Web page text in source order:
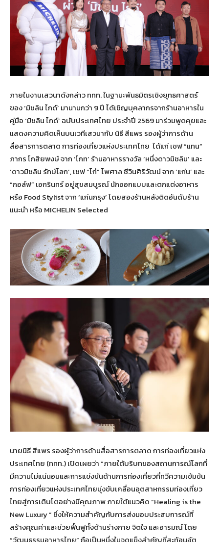
ภายในงานเสวนาดังกล่าว ททท. ในฐานะพันธมิตรเชิงยุทธศาสตร์
ของ ‘มิชลิน ไกด์’ มานานกว่า 9 ปี ได้เชิญบุคลากรจากร้านอาหารใน
คู่มือ ‘มิชลิน ไกด์’ ฉบับประเทศไทย ประจำปี 2569 มาร่วมพูดคุยและ
แสดงความคิดเห็นบนเวทีเสวนากับ นิธี สีแพร รองผู้ว่าการด้าน
สื่อสารการตลาด การท่องเที่ยวแห่งประเทศไทย ได้แก่ เชฟ “แทน”
ภากร โกสิยพงษ์ จาก ‘โกท’ ร้านอาหารรางวัล ‘หนึ่งดาวมิชลิน’ และ
‘ดาวมิชลิน รักษ์โลก’, เชฟ “โก๋” ไพศาล ชีวินศิริวัฒน์ จาก ‘แก่น’ และ
“กอล์ฟ” เอกรินทร์ อยู่สุขสมบูรณ์ นักออกแบบและตกแต่งอาหาร
หรือ Food Stylist จาก ‘แก่นกรุง’ โดยสองร้านหลังติดอันดับร้าน
แนะนำ หรือ MICHELIN Selected
นายนิธี สีแพร รองผู้ว่าการด้านสื่อสารการตลาด การท่องเที่ยวแห่ง
ประเทศไทย (ททท.) เปิดเผยว่า “ภายใต้บริบทของสถานการณ์โลกที่
มีความไม่แน่นอนและการแข่งขันด้านการท่องเที่ยวที่ทวีความเข้มข้น
การท่องเที่ยวแห่งประเทศไทยมุ่งขับเคลื่อนอุตสาหกรรมท่องเที่ยว
ไทยสู่การเติบโตอย่างมีคุณภาพ ภายใต้แนวคิด “Healing is the
New Luxury ” ซึ่งให้ความสำคัญกับการส่งมอบประสบการณ์ที่
สร้างคุณค่าและช่วยฟื้นฟูทั้งด้านร่างกาย จิตใจ และอารมณ์ โดย